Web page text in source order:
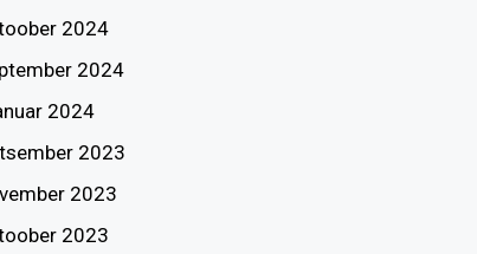
2024
2024
2024
2023
2023
2023